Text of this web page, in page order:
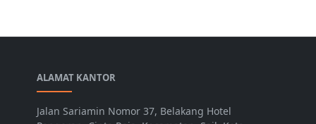
ALAMAT KANTOR
Jalan Sariamin Nomor 37, Belakang Hotel